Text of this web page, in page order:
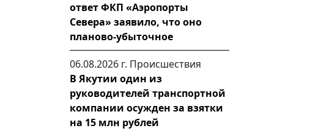
ответ ФКП «Аэропорты
Севера» заявило, что оно
планово-убыточное
06.08.2026 г. Происшествия
В Якутии один из
руководителей транспортной
компании осужден за взятки
на 15 млн рублей